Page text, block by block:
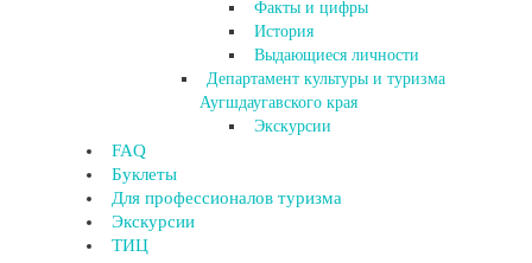
Факты и цифры
История
Выдающиеся личности
Департамент культуры и туризма
Аугшдаугавского края
Экскурсии
FAQ
Буклеты
Для профессионалов туризма
Экскурсии
ТИЦ